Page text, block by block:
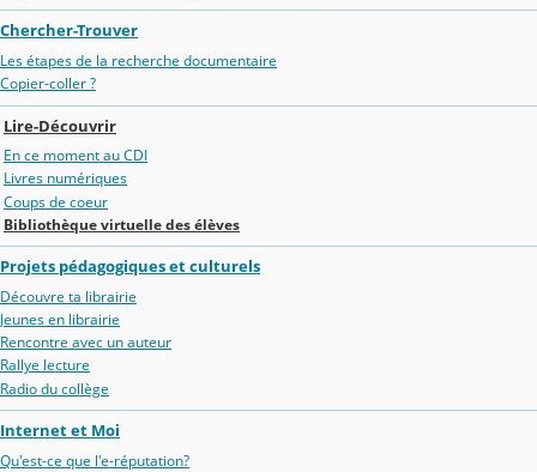
Chercher-Trouver
Les étapes de la recherche documentaire
Copier-coller ?
Lire-Découvrir
En ce moment au CDI
Livres numériques
Coups de coeur
Bibliothèque virtuelle des élèves
Projets pédagogiques et culturels
Découvre ta librairie
Jeunes en librairie
Rencontre avec un auteur
Rallye lecture
Radio du collège
Internet et Moi
Qu'est-ce que l'e-réputation?